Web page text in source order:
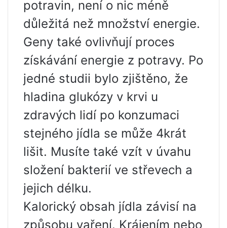
potravin, není o nic méně
důležitá než množství energie.
Geny také ovlivňují proces
získávání energie z potravy. Po
jedné studii bylo zjištěno, že
hladina glukózy v krvi u
zdravých lidí po konzumaci
stejného jídla se může 4krát
lišit. Musíte také vzít v úvahu
složení bakterií ve střevech a
jejich délku.
Kalorický obsah jídla závisí na
způsobu vaření. Krájením nebo